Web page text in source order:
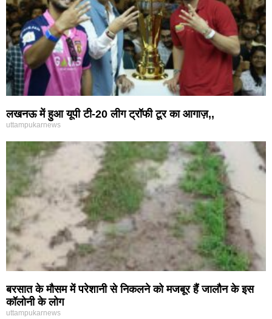
लखनऊ में हुआ यूपी टी-20 लीग ट्रॉफी टूर का आगाज़,,
uttampukarnews
बरसात के मौसम में परेशानी से निकलने को मजबूर हैं जालौन के इस
कॉलोनी के लोग
uttampukarnews